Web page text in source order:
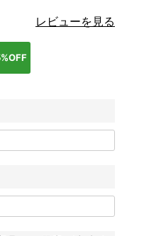
レビューを見る